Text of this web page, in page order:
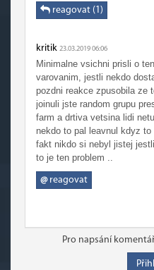
reagovat (1)
kritik 23.03.2019 06:06
Minimalne vsichni prisli o
varovanim, jestli nekdo
pozdni reakce zpusobila ze
joinuli jste random grupu
farm a drtiva vetsina lidi
nekdo to pal leavnul kdyz
fakt nikdo si nebyl jistej
to je ten problem ..
@reagovat
Pro napsání